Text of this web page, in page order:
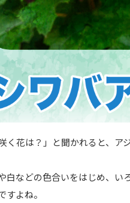
く花は？」と聞かれると、
白などの色合いをはじめ、
すよね。